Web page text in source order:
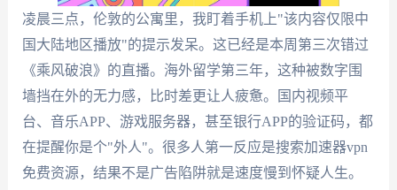
凌晨三点，伦敦的公寓里，我盯着手机上"该内容仅限中
国大陆地区播放"的提示发呆。这已经是本周第三次错过
《乘风破浪》的直播。海外留学第三年，这种被数字围
墙挡在外的无力感，比时差更让人疲惫。国内视频平
台、音乐APP、游戏服务器，甚至银行APP的验证码，都
在提醒你是个"外人"。很多人第一反应是搜索加速器vpn
免费资源，结果不是广告陷阱就是速度慢到怀疑人生。